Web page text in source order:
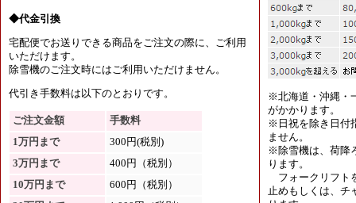
◆代金引換
宅配便でお送りできる商品をご注文の際に、ご利用
いただけます。
除雪機のご注文時にはご利用いただけません。
代引き手数料は以下のとおりです。
ご注文金額
手数料
1万円まで
300円(税別)
3万円まで
400円（税別）
10万円まで
600円（税別）
※北海道・沖縄・
がかかります。
※日祝を除き日付
ません。
※除雪機は、荷降
ります。
フォークリフト
止めもしくは、チ